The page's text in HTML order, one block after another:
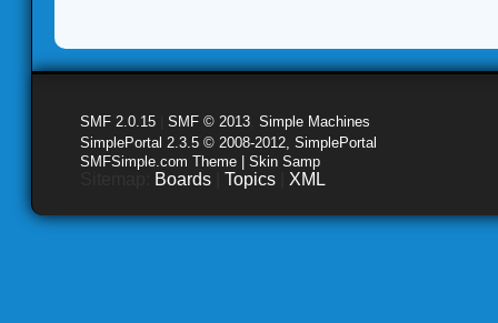
SMF 2.0.15 SMF © 2013 Simple Machines
SimplePortal 2.3.5 © 2008-2012, SimplePortal
SMFSimple.com Theme | Skin Samp
Boards Topics XML